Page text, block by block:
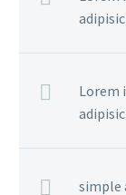
Lorem
simple